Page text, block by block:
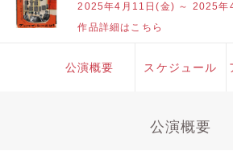
2025年4月11日(金) ～ 2025年
作品詳細はこちら
公演概要 スケジュール
公演概要